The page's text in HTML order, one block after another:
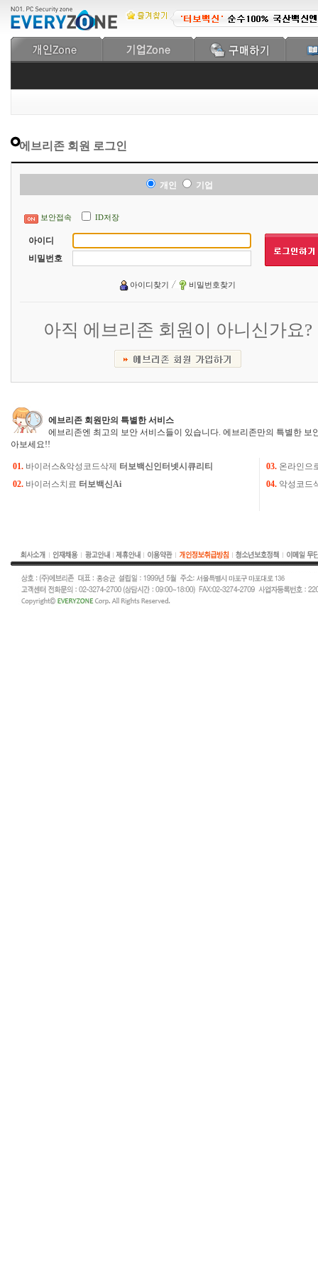
에브리존 회원 로그인
개인 기업
보안접속 ID저장
아이디
비밀번호
아이디찾기 비밀번호찾기
아직 에브리존 회원이 아니신가요?
에브리존 회원만의 특별한 서비스
에브리존엔 최고의 보안 서비스들이 있습니다. 에브리존만의 특별한 보
아보세요!!
01. 바이러스&악성코드삭제 터보백신인터넷시큐리티 03. 온라인으
02. 바이러스치료 터보백신Ai 04. 악성코드